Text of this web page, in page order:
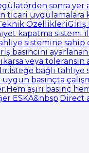
sonra yer
ticari uygulamalara
ÖzellikleriGiriş
kapatma sistemi
sistemine
ayarlanan
veya toleransın
bağlı tahliye
basınçta
aşırı basınç
ESKA&nbsp;Direct